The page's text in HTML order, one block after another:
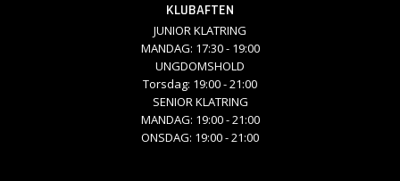
KLUBAFTEN
JUNIOR KLATRING
MANDAG: 17:30 - 19:00
UNGDOMSHOLD
Torsdag: 19:00 - 21:00
SENIOR KLATRING
MANDAG: 19:00 - 21:00
ONSDAG: 19:00 - 21:00